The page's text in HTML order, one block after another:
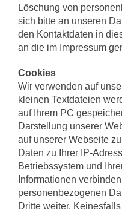
Löschung von
sich bitte an unseren
den Kontaktdaten in
an die im Impressum
Cookies
Wir verwenden auf
kleinen Textdateien
auf Ihrem PC
Darstellung unserer
auf unserer Webseite
Daten zu Ihrer IP-
Betriebssystem und
Informationen
personenbezogenen
Dritte weiter.